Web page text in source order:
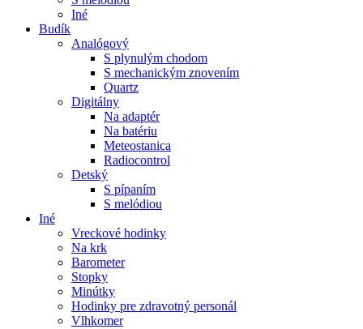
Iné
Budík
Analógový
S plynulým chodom
S mechanickým znovením
Quartz
Digitálny
Na adaptér
Na batériu
Meteostanica
Radiocontrol
Detský
S pípaním
S melódiou
Iné
Vreckové hodinky
Na krk
Barometer
Stopky
Minútky
Hodinky pre zdravotný personál
Vlhkomer